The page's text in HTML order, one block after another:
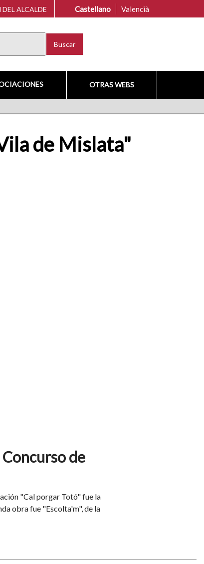
ALCALDE Castellano Valencià
OTRAS WEBS
de Mislata"
de
"Cal porgar Totó" fue la
obra fue "Escolta'm", de la